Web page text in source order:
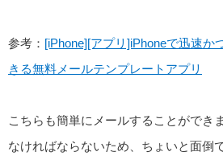
参考： [iPhone][アプリ]iPhoneで迅速か
きる無料メールテンプレートアプリ
こちらも簡単にメールすることができ
なければならないため、ちょいと面倒で